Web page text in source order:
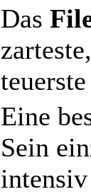
Das
Eine
Sein